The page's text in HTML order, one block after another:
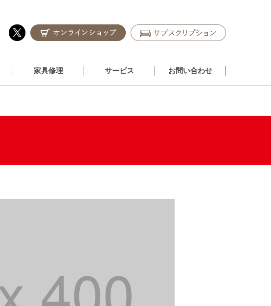
家具修理 サービス お問い合わせ